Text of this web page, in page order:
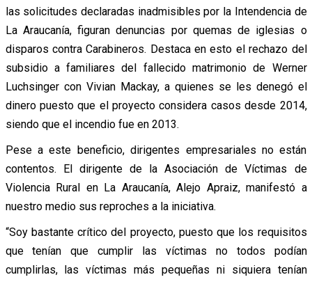
las solicitudes declaradas inadmisibles por la Intendencia de
La Araucanía, figuran denuncias por quemas de iglesias o
disparos contra Carabineros. Destaca en esto el rechazo del
subsidio a familiares del fallecido matrimonio de Werner
Luchsinger con Vivian Mackay, a quienes se les denegó el
dinero puesto que el proyecto considera casos desde 2014,
siendo que el incendio fue en 2013.
Pese a este beneficio, dirigentes empresariales no están
contentos. El dirigente de la Asociación de Víctimas de
Violencia Rural en La Araucanía, Alejo Apraiz, manifestó a
nuestro medio sus reproches a la iniciativa.
“Soy bastante crítico del proyecto, puesto que los requisitos
que tenían que cumplir las víctimas no todos podían
cumplirlas, las víctimas más pequeñas ni siquiera tenían